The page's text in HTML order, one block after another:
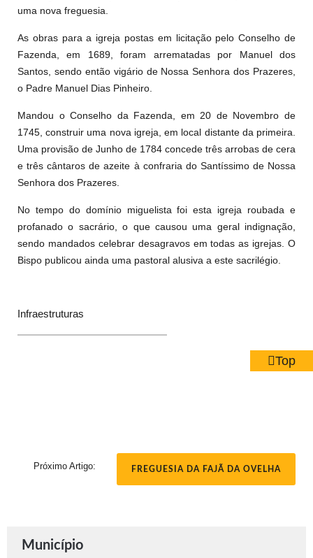
uma nova freguesia.
As obras para a igreja postas em licitação pelo Conselho de
Fazenda, em 1689, foram arrematadas por Manuel dos
Santos, sendo então vigário de Nossa Senhora dos Prazeres,
o Padre Manuel Dias Pinheiro.
Mandou o Conselho da Fazenda, em 20 de Novembro de
1745, construir uma nova igreja, em local distante da primeira.
Uma provisão de Junho de 1784 concede três arrobas de cera
e três cântaros de azeite à confraria do Santíssimo de Nossa
Senhora dos Prazeres.
No tempo do domínio miguelista foi esta igreja roubada e
profanado o sacrário, o que causou uma geral indignação,
sendo mandados celebrar desagravos em todas as igrejas. O
Bispo publicou ainda uma pastoral alusiva a este sacrilégio.
Infraestruturas
Próximo Artigo: FREGUESIA DA FAJÃ DA OVELHA
Município
Top